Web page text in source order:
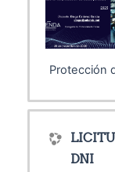
Protección
DNI